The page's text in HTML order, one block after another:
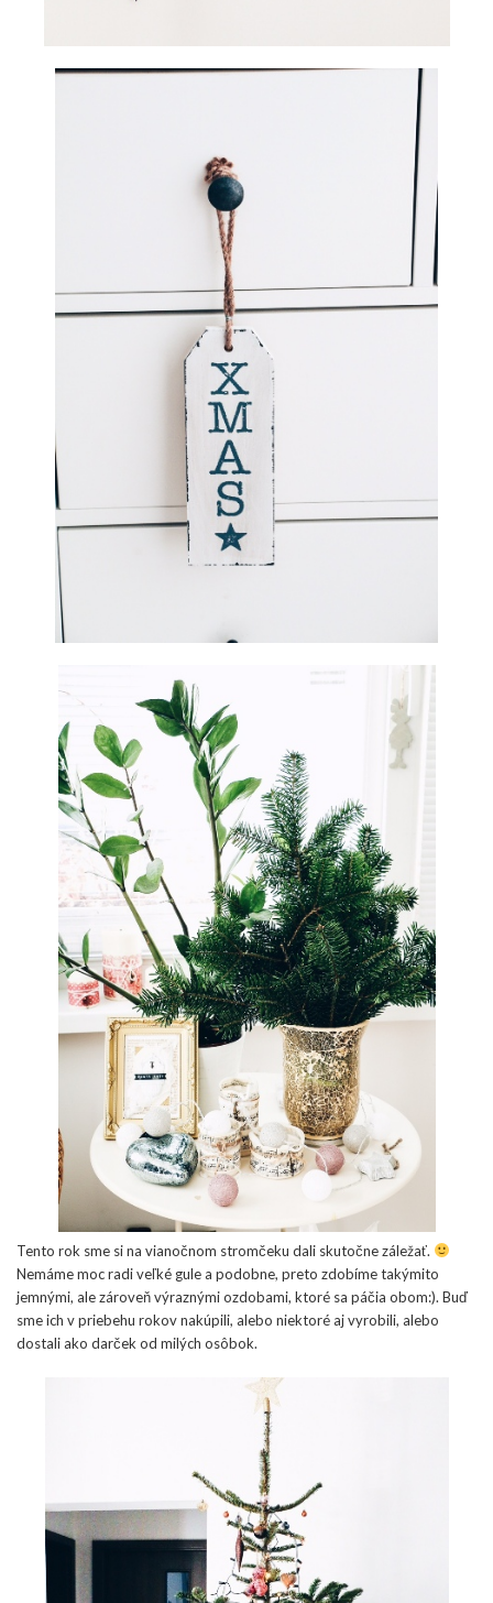
Tento rok sme si na vianočnom stromčeku dali skutočne záležať.
Nemáme moc radi veľké gule a podobne, preto zdobíme takýmito
jemnými, ale zároveň výraznými ozdobami, ktoré sa páčia obom:). Buď
sme ich v priebehu rokov nakúpili, alebo niektoré aj vyrobili, alebo
dostali ako darček od milých osôbok.